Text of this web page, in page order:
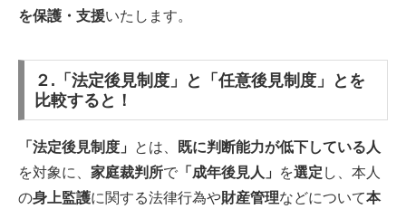
を保護・支援いたします。
２.「法定後見制度」と「任意後見制度」とを
比較すると！
「法定後見制度」 とは、
既に判断能力が低下している人
を対象に、 家庭裁判所で 「成年後見人」 を選定 し、本人
の身上監護に関する法律行為や財産管理などについて本